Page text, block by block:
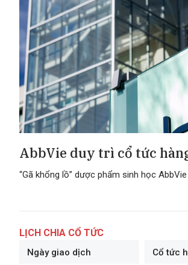
AbbVie duy trì cổ tức
“Gã khổng lồ” dược phẩm sinh học
LỊCH CHIA CỔ TỨC
Ngày giao dịch Cổ tức